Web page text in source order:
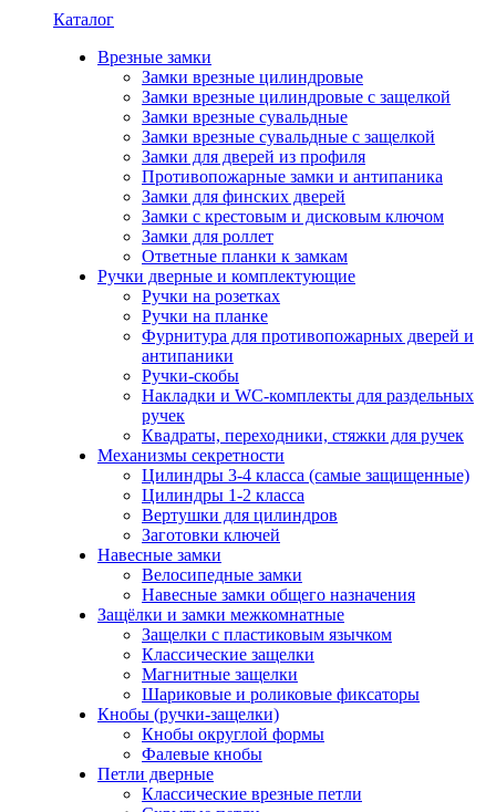
Каталог
Врезные замки
Замки врезные цилиндровые
Замки врезные цилиндровые с защелкой
Замки врезные сувальдные
Замки врезные сувальдные с защелкой
Замки для дверей из профиля
Противопожарные замки и антипаника
Замки для финских дверей
Замки с крестовым и дисковым ключом
Замки для роллет
Ответные планки к замкам
Ручки дверные и комплектующие
Ручки на розетках
Ручки на планке
Фурнитура для противопожарных дверей и
антипаники
Ручки-скобы
Накладки и WC-комплекты для раздельных
ручек
Квадраты, переходники, стяжки для ручек
Механизмы секретности
Цилиндры 3-4 класса (самые защищенные)
Цилиндры 1-2 класса
Вертушки для цилиндров
Заготовки ключей
Навесные замки
Велосипедные замки
Навесные замки общего назначения
Защёлки и замки межкомнатные
Защелки с пластиковым язычком
Классические защелки
Магнитные защелки
Шариковые и роликовые фиксаторы
Кнобы (ручки-защелки)
Кнобы округлой формы
Фалевые кнобы
Петли дверные
Классические врезные петли